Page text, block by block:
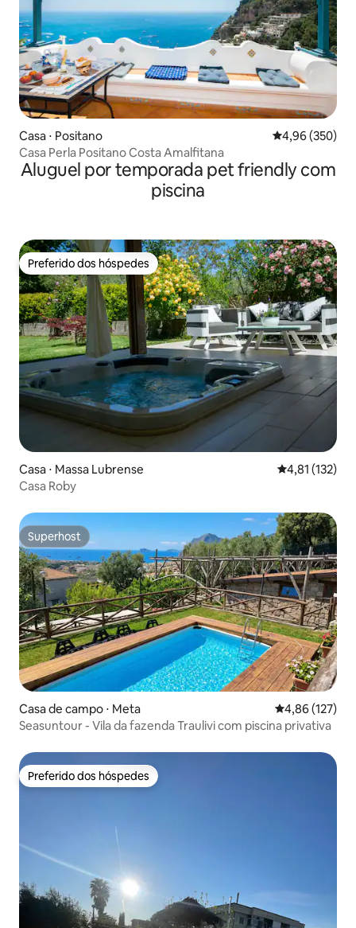
Casa ⋅ Positano 4,96 de uma
4,96 (350)
Casa Perla Positano Costa Amalfitana
Aluguel por temporada pet friendly com
piscina
Preferido dos hóspedes
Preferido dos hóspedes
Casa ⋅ Massa Lubrense 4,81 de uma
4,81 (132)
Casa Roby
Superhost
Superhost
Casa de campo ⋅ Meta 4,86 de uma
4,86 (127)
Seasuntour - Vila da fazenda Traulivi com piscina privativa
Preferido dos hóspedes
Preferido dos hóspedes